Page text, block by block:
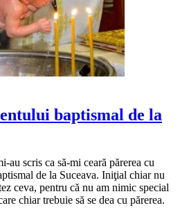
baptismal de la
scris ca să-mi ceară părerea cu
de la Suceava. Iniţial chiar nu
ceva, pentru că nu am nimic special
chiar trebuie să se dea cu părerea.